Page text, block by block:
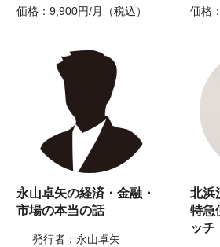
価格：9,900円/月（税込）
価格
永山卓矢の経済・金融・
市場の本当の話
発行者：永山卓矢
北浜
特急
ッチ